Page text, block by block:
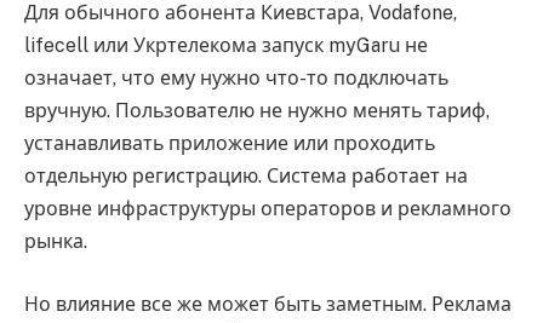
Для обычного абонента Киевстара, Vodafone,
lifecell или Укртелекома запуск myGaru не
означает, что ему нужно что-то подключать
вручную. Пользователю не нужно менять тариф,
устанавливать приложение или проходить
отдельную регистрацию. Система работает на
уровне инфраструктуры операторов и рекламного
рынка.
Но влияние все же может быть заметным. Реклама